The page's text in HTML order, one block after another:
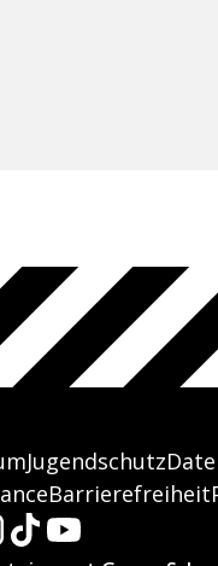
Jugendschutz
Barrierefreiheit